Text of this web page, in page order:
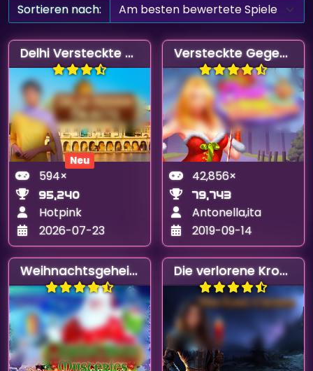
Sortieren nach:
Delhi Versteckte Objekte
Neu
594×
95,240
Hotpink
2026-07-23
Versteckte Gegenstände im Zirkus
42,856×
79,743
Antonella,ita
2019-09-14
Weihnachtsgeheimnisse Die verlorene Krone